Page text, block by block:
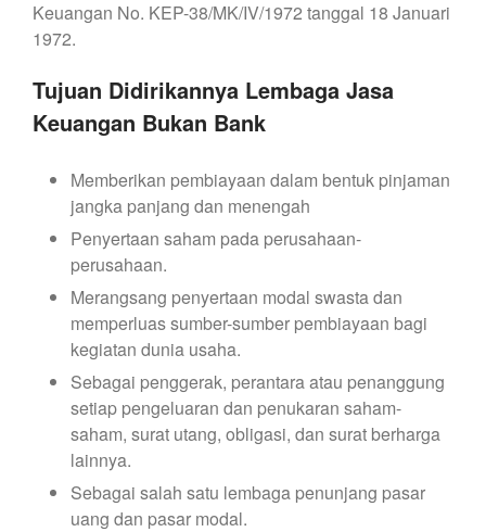
Keuangan No. KEP-38/MK/IV/1972 tanggal 18 Januari
1972.
Tujuan Didirikannya Lembaga Jasa
Keuangan Bukan Bank
Memberikan pembiayaan dalam bentuk pinjaman
jangka panjang dan menengah
Penyertaan saham pada perusahaan-
perusahaan.
Merangsang penyertaan modal swasta dan
memperluas sumber-sumber pembiayaan bagi
kegiatan dunia usaha.
Sebagai penggerak, perantara atau penanggung
setiap pengeluaran dan penukaran saham-
saham, surat utang, obligasi, dan surat berharga
lainnya.
Sebagai salah satu lembaga penunjang pasar
uang dan pasar modal.